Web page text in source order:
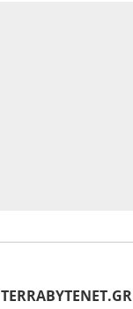
ΤERRABYTENET.GR